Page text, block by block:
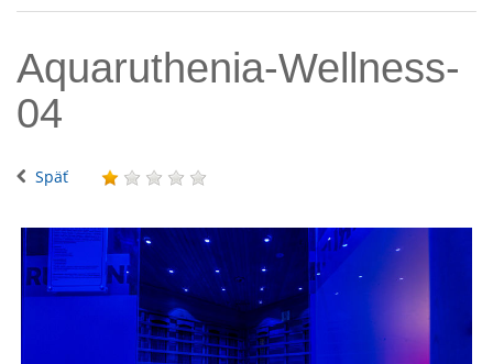
Aquaruthenia-Wellness-
04
Späť